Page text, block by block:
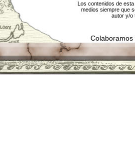
Los contenidos de
medios siempre que
autor y/o